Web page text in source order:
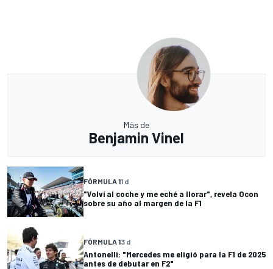
Más de
Benjamin Vinel
FÓRMULA 11 d
"Volví al coche y me eché a llorar", revela Ocon
sobre su año al margen de la F1
FÓRMULA 13 d
Antonelli: "Mercedes me eligió para la F1 de 2025
antes de debutar en F2"